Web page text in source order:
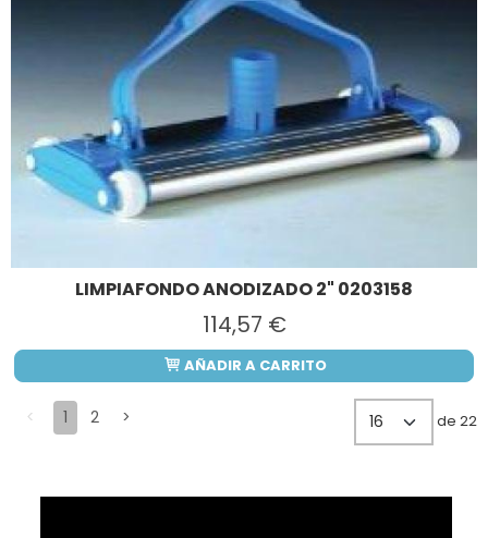
LIMPIAFONDO ANODIZADO 2" 0203158
114,57 €
AÑADIR A CARRITO
< 1 2 > de 22